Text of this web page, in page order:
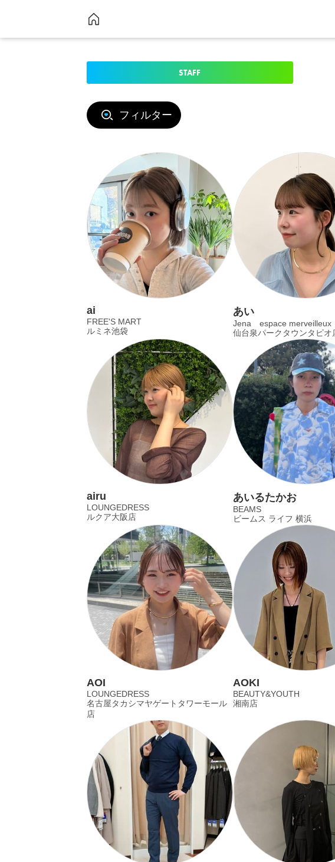
STAFF
フィルター
ai
FREE'S MART
ルミネ池袋
あい
Jena espace merveilleux
仙台泉パークタウンタピオ
airu
LOUNGEDRESS
ルクア大阪店
あいるたかお
BEAMS
ビームス ライフ 横浜
AOI
LOUNGEDRESS
名古屋タカシマヤゲートタワーモール
店
AOKI
BEAUTY&YOUTH
湘南店